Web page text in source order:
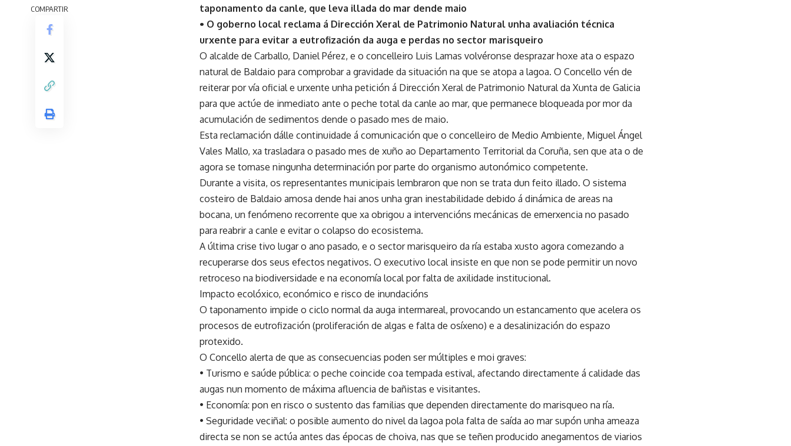
COMPARTIR
taponamento da canle, que leva illada do mar dende maio
• O goberno local reclama á Dirección Xeral de Patrimonio Natural unha avaliación técnica
urxente para evitar a eutrofización da auga e perdas no sector marisqueiro
O alcalde de Carballo, Daniel Pérez, e o concelleiro Luis Lamas volvéronse desprazar hoxe ata o espazo
natural de Baldaio para comprobar a gravidade da situación na que se atopa a lagoa. O Concello vén de
reiterar por vía oficial e urxente unha petición á Dirección Xeral de Patrimonio Natural da Xunta de Galicia
para que actúe de inmediato ante o peche total da canle ao mar, que permanece bloqueada por mor da
acumulación de sedimentos dende o pasado mes de maio.
Esta reclamación dálle continuidade á comunicación que o concelleiro de Medio Ambiente, Miguel Ángel
Vales Mallo, xa trasladara o pasado mes de xuño ao Departamento Territorial da Coruña, sen que ata o de
agora se tomase ningunha determinación por parte do organismo autonómico competente.
Durante a visita, os representantes municipais lembraron que non se trata dun feito illado. O sistema
costeiro de Baldaio amosa dende hai anos unha gran inestabilidade debido á dinámica de areas na
bocana, un fenómeno recorrente que xa obrigou a intervencións mecánicas de emerxencia no pasado
para reabrir a canle e evitar o colapso do ecosistema.
A última crise tivo lugar o ano pasado, e o sector marisqueiro da ría estaba xusto agora comezando a
recuperarse dos seus efectos negativos. O executivo local insiste en que non se pode permitir un novo
retroceso na biodiversidade e na economía local por falta de axilidade institucional.
Impacto ecolóxico, económico e risco de inundacións
O taponamento impide o ciclo normal da auga intermareal, provocando un estancamento que acelera os
procesos de eutrofización (proliferación de algas e falta de osíxeno) e a desalinización do espazo
protexido.
O Concello alerta de que as consecuencias poden ser múltiples e moi graves:
• Turismo e saúde pública: o peche coincide coa tempada estival, afectando directamente á calidade das
augas nun momento de máxima afluencia de bañistas e visitantes.
• Economía: pon en risco o sustento das familias que dependen directamente do marisqueo na ría.
• Seguridade veciñal: o posible aumento do nivel da lagoa pola falta de saída ao mar supón unha ameaza
directa se non se actúa antes das épocas de choiva, nas que se teñen producido anegamentos de viarios